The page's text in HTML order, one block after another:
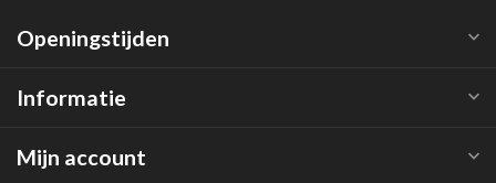
Openingstijden
Informatie
Mijn account